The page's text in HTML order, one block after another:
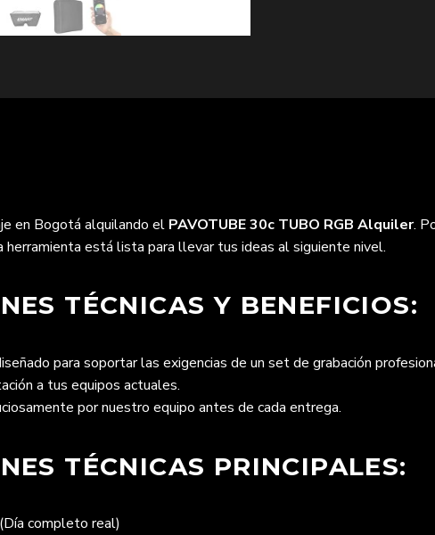
en Bogotá alquilando el PAVOTUBE 30c TUBO RGB Alquiler.
está lista para llevar tus ideas al siguiente nivel.
TÉCNICAS Y BENEFICIOS:
para soportar las exigencias de un set de grabación
a tus equipos actuales.
por nuestro equipo antes de cada entrega.
TÉCNICAS PRINCIPALES:
completo real)